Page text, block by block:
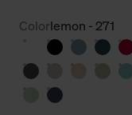
Colorlemon - 271